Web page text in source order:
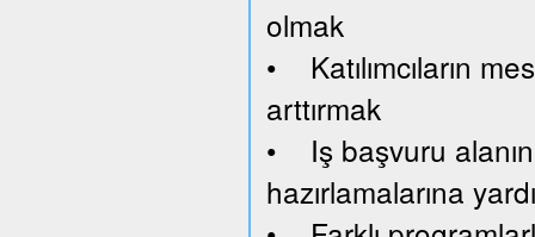
olmak
• Katılımcıların
arttırmak
• Iş başvuru
hazırlamalarına